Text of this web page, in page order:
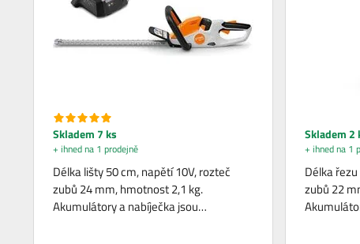
Skladem 7 ks
+ ihned na 1 prodejně
Délka lišty 50 cm, napětí 10V, rozteč
zubů 24 mm, hmotnost 2,1 kg.
Akumulátory a nabíječka jsou…
Skladem 2
+ ihned na 1
Délka
zubů 22